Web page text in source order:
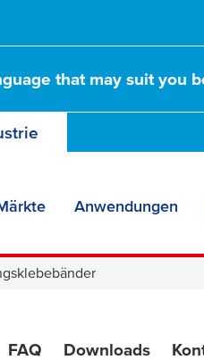
that may suit you
Anwendungen
FAQ Downloads